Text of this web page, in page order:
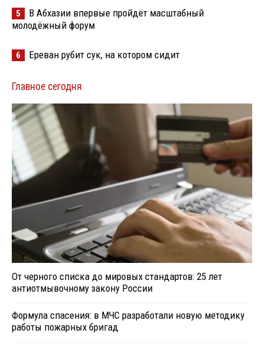
5
В Абхазии впервые пройдёт масштабный
молодёжный форум
6 Ереван рубит сук, на котором сидит
Главное сегодня
От черного списка до мировых стандартов: 25 лет
антиотмывочному закону России
Формула спасения: в МЧС разработали новую методику
работы пожарных бригад